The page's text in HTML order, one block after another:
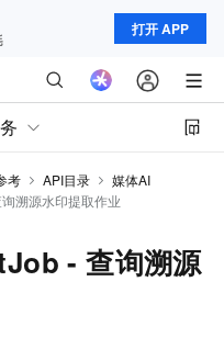
打开 APP
考 API目录
媒体AI
溯源水印提取作业
- 查询溯源